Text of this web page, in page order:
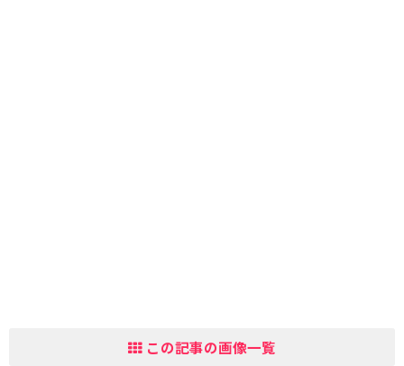
この記事の画像一覧